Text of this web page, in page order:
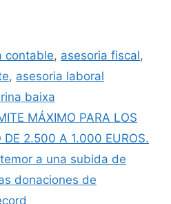
contable, asesoria fiscal,
, asesoria laboral
baixa
MÁXIMO PARA LOS
DE 2.500 A 1.000 EUROS.
a una subida de
donaciones de